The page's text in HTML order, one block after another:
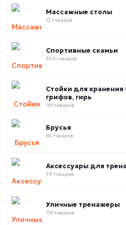
Массажные столы
12 товаров
Спортивные скамьи
350 товаров
Стойки для хранения
грифов, гирь
161 товаров
Брусья
65 товаров
Аксессуары для
79 товаров
Уличные тренажеры
118 товаров